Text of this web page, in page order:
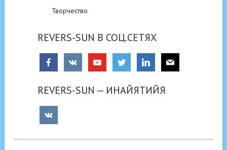
Творчество
REVERS-SUN В СОЦ.СЕТЯХ
REVERS-SUN — ИНАЙЯТИЙЯ